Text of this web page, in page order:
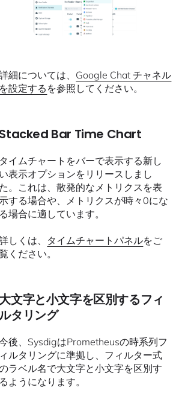
細については、 Google Chat チャネル
を設定する を参照してください。
Stacked Bar Time Chart
タイムチャートをバーで表示する新し
い表示オプションをリリースしまし
た。これは、散発的なメトリクスを表
する場合や、メトリクスが時々0にな
る場合に適しています。
しくは、 タイムチャートパネルをご
覧ください。
文字と小文字を区別するフィ
タリング
後、SysdigはPrometheusの時系列フ
ィルタリングに準拠し、フィルター式
ラベル名で大文字と小文字を区別す
るようになります。